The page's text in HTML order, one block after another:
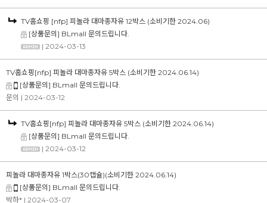
TV홈쇼핑 [nfp] 피놀라 대마종자유 12박스 (소비기한 2024.06)
[상품문의] BLmall 문의드립니다.
| 2024-03-13
TV홈쇼핑[nfp] 피놀라 대마종자유 5박스 (소비기한 2024.06.14)
[상품문의] BLmall 문의드립니다.
문의 | 2024-03-12
TV홈쇼핑[nfp] 피놀라 대마종자유 5박스 (소비기한 2024.06.14)
[상품문의] BLmall 문의드립니다.
| 2024-03-12
피놀라 대마종자유 1박스(30캡슐)(소비기한 2024.06.14)
[상품문의] BLmall 문의드립니다.
박하* | 2024-03-07